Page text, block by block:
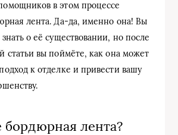
в этом процессе
лента. Да-да, именно она! Вы
о её существовании, но после
статьи вы поймёте, как она может
к отделке и привести вашу
бордюрная лента?